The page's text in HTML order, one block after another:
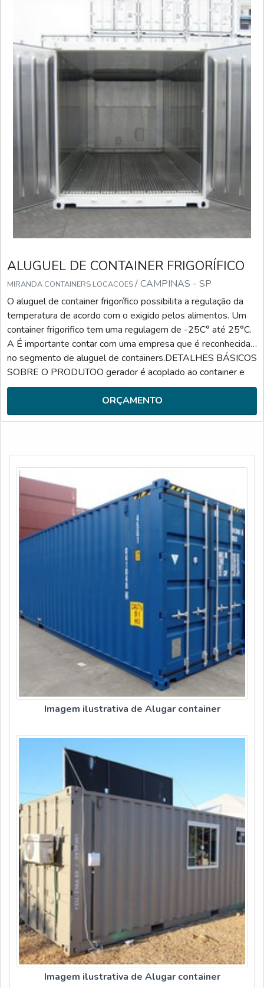
ALUGUEL DE CONTAINER FRIGORÍFICO
MIRANDA CONTAINERS LOCACOES/ CAMPINAS - SP
O aluguel de container frigorífico possibilita a regulação da
temperatura de acordo com o exigido pelos alimentos. Um
container frigorifico tem uma regulagem de -25C° até 25°C.
A É importante contar com uma empresa que é reconhecida
no segmento de aluguel de containers.DETALHES BÁSICOS
SOBRE O PRODUTOO gerador é acoplado ao container e
permite a ligação em corrente elétrica trifásica 380V e 440V.
A empresa contratada pode trabalhar com três modelos de
containers refrigerados para locação com as
ORÇAMENTO
Imagem ilustrativa de Alugar container
Imagem ilustrativa de Alugar container